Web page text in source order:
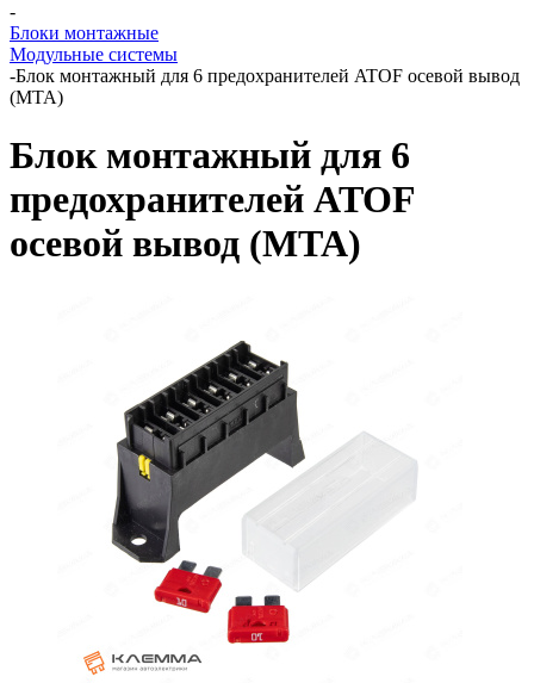
-
Блоки монтажные
Модульные системы
-Блок монтажный для 6 предохранителей ATOF осевой вывод
(MTA)
Блок монтажный для 6
предохранителей ATOF
осевой вывод (MTA)